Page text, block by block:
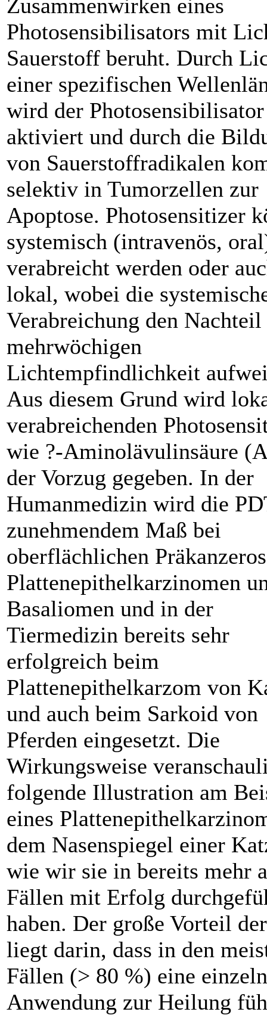
Zusammenwirken eines
Photosensibilisators mit
Sauerstoff beruht. Durch
einer spezifischen
wird der Photosensibilisator
aktiviert und durch die
von Sauerstoffradikalen
selektiv in Tumorzellen zur
Apoptose. Photosensitizer
systemisch (intravenös,
verabreicht werden oder
lokal, wobei die
Verabreichung den
mehrwöchigen
Lichtempfindlichkeit
Aus diesem Grund wird
verabreichenden
wie ?-Aminolävulinsäure
der Vorzug gegeben. In der
Humanmedizin wird die
zunehmendem Maß bei
oberflächlichen
Plattenepithelkarzinomen
Basaliomen und in der
Tiermedizin bereits sehr
erfolgreich beim
Plattenepithelkarzom von
und auch beim Sarkoid von
Pferden eingesetzt. Die
Wirkungsweise
folgende Illustration am
eines
dem Nasenspiegel einer
wie wir sie in bereits mehr
Fällen mit Erfolg
haben. Der große Vorteil
liegt darin, dass in den
Fällen (> 80 %) eine
Anwendung zur Heilung